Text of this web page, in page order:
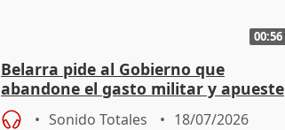
00:56
Belarra pide al Gobierno que
abandone el gasto militar y apueste
"de verdad" por la cultura
Sonido Totales 18/07/2026